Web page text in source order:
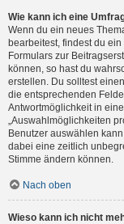
Wie kann ich eine
Wenn du ein neues
bearbeitest, findest du
Formulars zur
können, so hast du
erstellen. Du solltest
die entsprechenden
Antwortmöglichkeit in
„Auswahlmöglichkeiten
Benutzer auswählen
dabei eine zeitlich
Stimme ändern können.
Nach oben
Wieso kann ich nicht